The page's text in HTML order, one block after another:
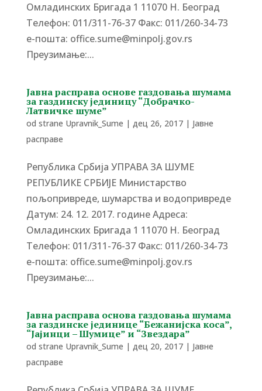
Омладинских Бригада 1 11070 Н. Београд
Tелефон: 011/311-76-37 Факс: 011/260-34-73
е-пошта: office.sume@minpolj.gov.rs
Преузимање:...
Јавна расправа основе газдовања шумама
за газдинску јединицу “Добрачко-
Латвичке шуме”
od strane Upravnik_Sume | дец 26, 2017| Јавне
расправе
Република Србија УПРАВА ЗА ШУМЕ
РЕПУБЛИКЕ СРБИЈЕ Министарство
пољопривреде, шумарства и водопривреде
Датум: 24. 12. 2017. године Адреса:
Омладинских Бригада 1 11070 Н. Београд
Tелефон: 011/311-76-37 Факс: 011/260-34-73
е-пошта: office.sume@minpolj.gov.rs
Преузимање:...
Јавна расправа основа газдовања шумама
за газдинске јединице “Бежанијска коса”,
“Јајинци – Шумице” и “Звездара”
od strane Upravnik_Sume | дец 20, 2017| Јавне
расправе